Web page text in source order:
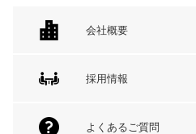
会社概要
採用情報
よくあるご質問